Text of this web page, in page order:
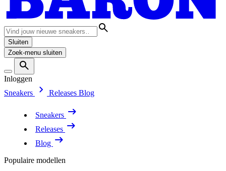
Sluiten
Zoek-menu sluiten
Inloggen
Sneakers
Releases Blog
Sneakers
Releases
Blog
Populaire modellen